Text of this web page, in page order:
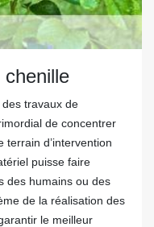
travaux de
de concentrer
terrain d’intervention
puisse faire
des humains ou des
de la réalisation des
le meilleur